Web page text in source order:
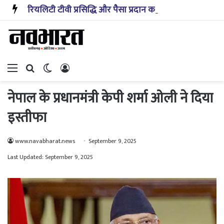
Menu Search forSwitch skin
नेपाल के प्रधानमंत्री केपी शर्मा ओली ने दिया
इस्तीफा
www.navabharat.news
September 9, 2025
Last Updated: September 9, 2025